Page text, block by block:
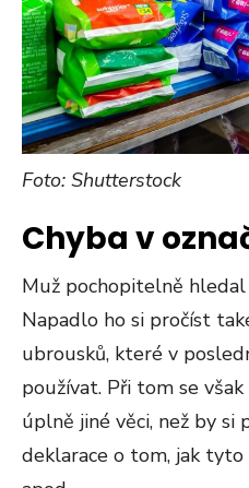
Foto: Shutterstock
Chyba v
Muž pochopitelně hledal
Napadlo ho si pročíst
ubrousků, které v
používat. Při tom se
úplně jiné věci, než by si
deklarace o tom, jak